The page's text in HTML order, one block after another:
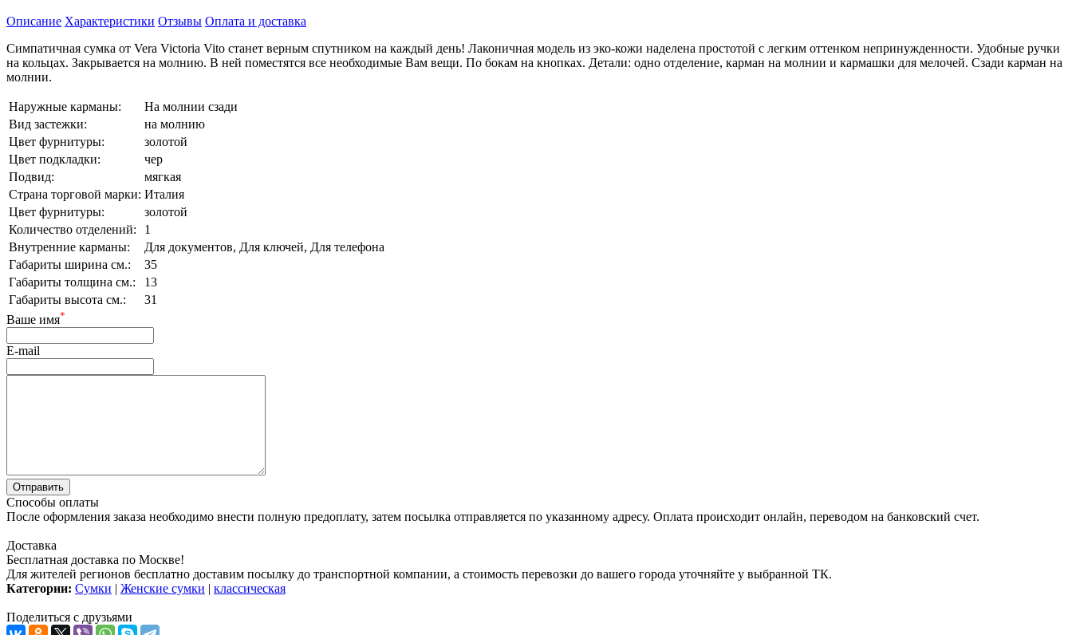
Описание Характеристики Отзывы Оплата и доставка
Симпатичная сумка от Vera Victoria Vito станет верным спутником на каждый день! Лаконичная модель из эко-кожи наделена простотой с легким оттенком непринужденности. Удобные ручки
на кольцах. Закрывается на молнию. В ней поместятся все необходимые Вам вещи. По бокам на кнопках. Детали: одно отделение, карман на молнии и кармашки для мелочей. Сзади карман на
молнии.
Наружные карманы:
На молнии сзади
Вид застежки:
на молнию
Цвет фурнитуры:
золотой
Цвет подкладки:
чер
Подвид:
мягкая
Страна торговой марки: Италия
Цвет фурнитуры:
золотой
Количество отделений:
1
Внутренние карманы:
Для документов, Для ключей, Для телефона
Габариты ширина см.:
35
Габариты толщина см.:
13
Габариты высота см.:
31
Ваше имя*
E-mail
Способы оплаты
После оформления заказа необходимо внести полную предоплату, затем посылка отправляется по указанному адресу. Оплата происходит онлайн, переводом на банковский счет.
Доставка
Бесплатная доставка по Москве!
Для жителей регионов бесплатно доставим посылку до транспортной компании, а стоимость перевозки до вашего города уточняйте у выбранной ТК.
Категории: Сумки | Женские сумки | классическая
Поделиться с друзьями